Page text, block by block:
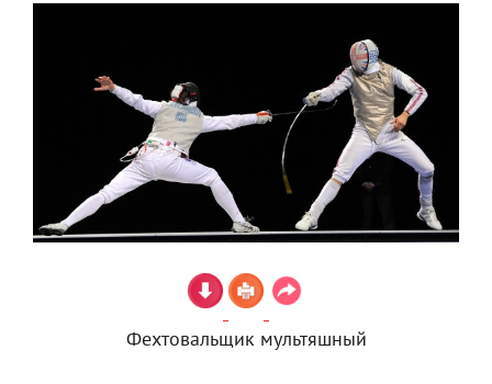
Фехтовальщик мультяшный